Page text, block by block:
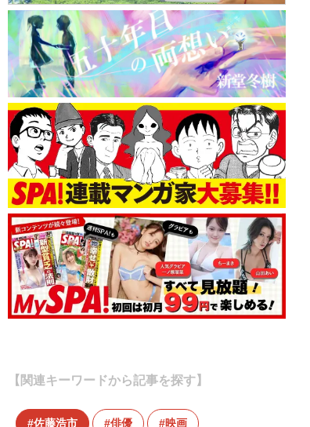
【関連キーワードから記事を探す】
佐藤浩市 俳優 映画